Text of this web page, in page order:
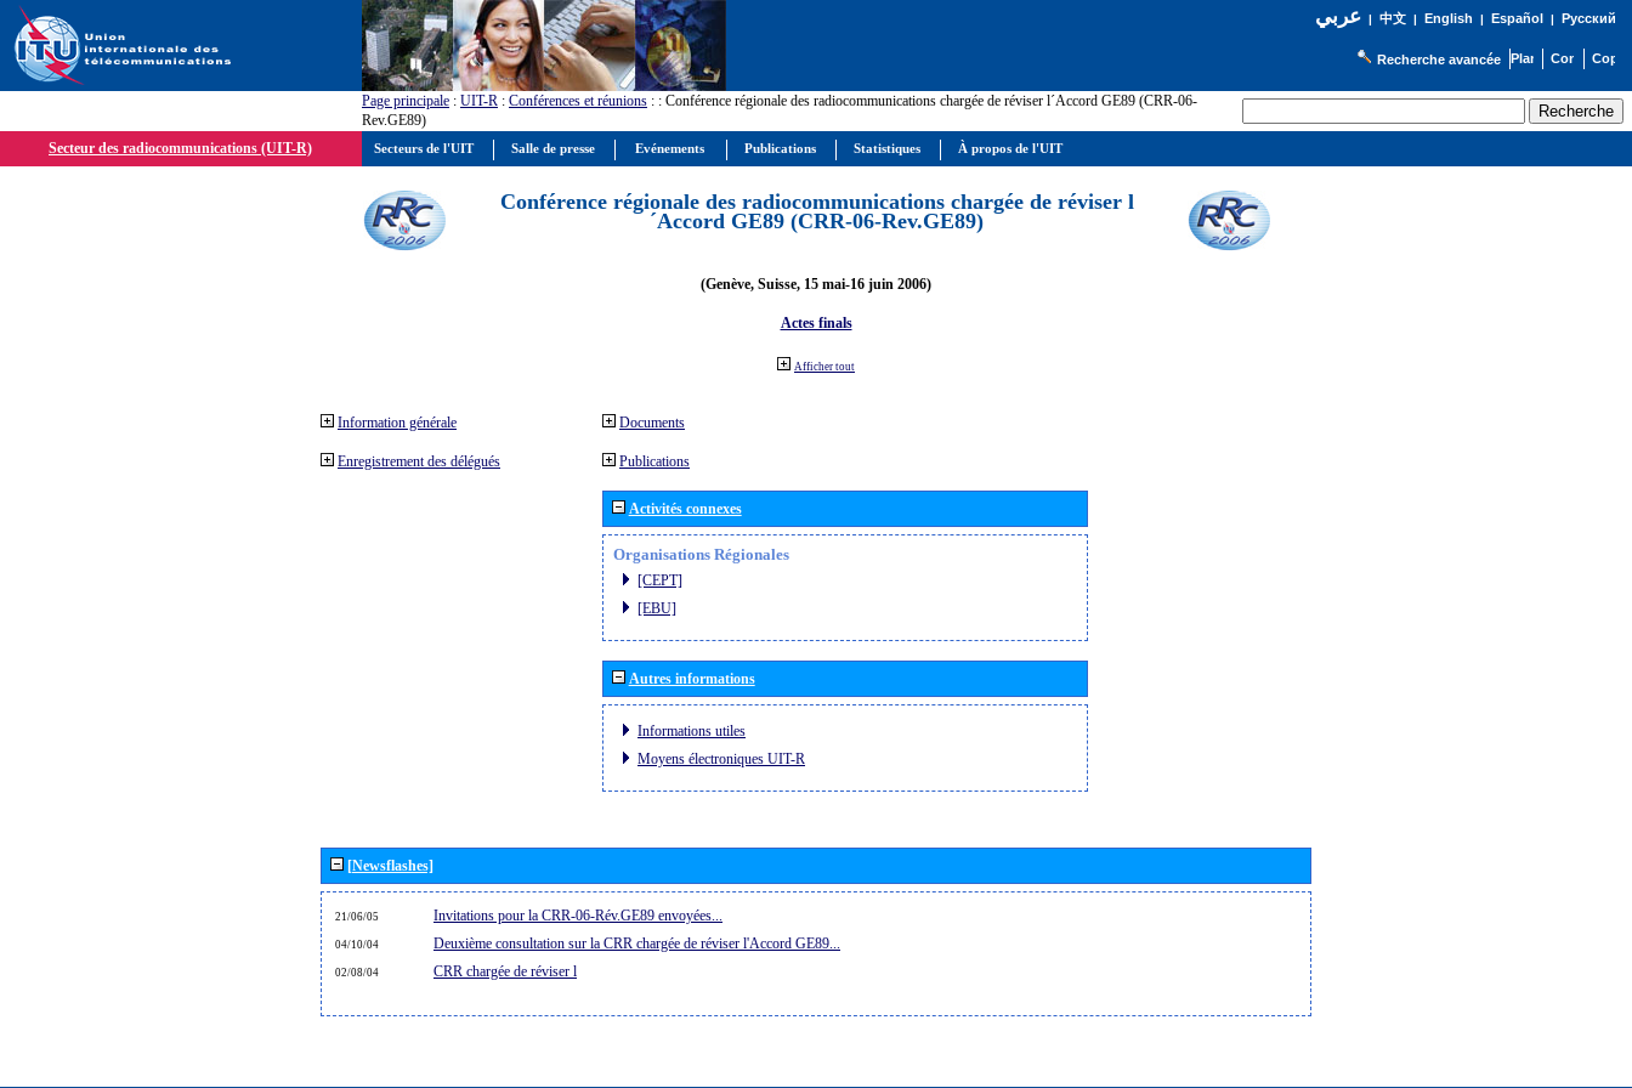
عربي| 中文| English | Español | Русский
Recherche avancée
Page principale : UIT-R : Conférences et réunions : : Conférence régionale des radiocommunications chargée de réviser l´Accord GE89 (CRR-06-
Rev.GE89)
Secteur des radiocommunications (UIT-R)
Conférence régionale des radiocommunications chargée de réviser l
´Accord GE89 (CRR-06-Rev.GE89)
(Genève, Suisse, 15 mai-16 juin 2006)
Actes finals
Afficher tout
Information générale
Enregistrement des délégués
Documents
Publications
Activités connexes
Organisations Régionales
[CEPT]
[EBU]
Autres informations
Informations utiles
Moyens électroniques UIT-R
[Newsflashes]
21/06/05 Invitations pour la CRR-06-Rév.GE89 envoyées...
04/10/04 Deuxième consultation sur la CRR chargée de réviser l'Accord GE89...
02/08/04 CRR chargée de réviser l
Secteurs de l'UIT Salle de presse Evénements Publications Statistiques À propos de l'UIT